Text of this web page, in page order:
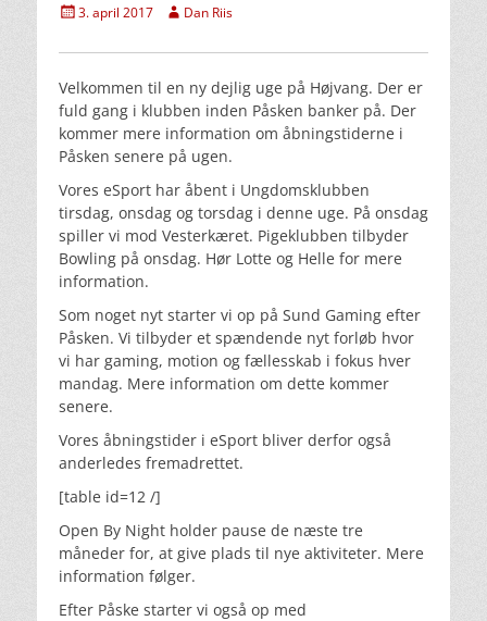
Udgivet
3. april 2017 Forfatter
Dan Riis
Velkommen til en ny dejlig uge på Højvang. Der er
fuld gang i klubben inden Påsken banker på. Der
kommer mere information om åbningstiderne i
Påsken senere på ugen.
Vores eSport har åbent i Ungdomsklubben
tirsdag, onsdag og torsdag i denne uge. På onsdag
spiller vi mod Vesterkæret. Pigeklubben tilbyder
Bowling på onsdag. Hør Lotte og Helle for mere
information.
Som noget nyt starter vi op på Sund Gaming efter
Påsken. Vi tilbyder et spændende nyt forløb hvor
vi har gaming, motion og fællesskab i fokus hver
mandag. Mere information om dette kommer
senere.
Vores åbningstider i eSport bliver derfor også
anderledes fremadrettet.
[table id=12 /]
Open By Night holder pause de næste tre
måneder for, at give plads til nye aktiviteter. Mere
information følger.
Efter Påske starter vi også op med